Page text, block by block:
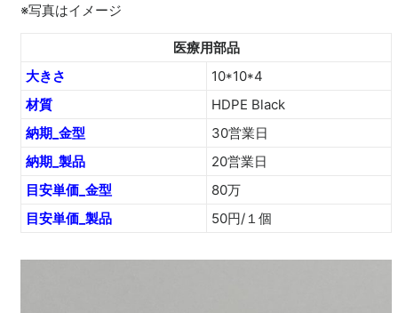
※写真はイメージ
医療用部品
大きさ
10*10*4
材質
HDPE Black
納期_金型
30営業日
納期_製品
20営業日
目安単価_金型
80万
目安単価_製品
50円/１個